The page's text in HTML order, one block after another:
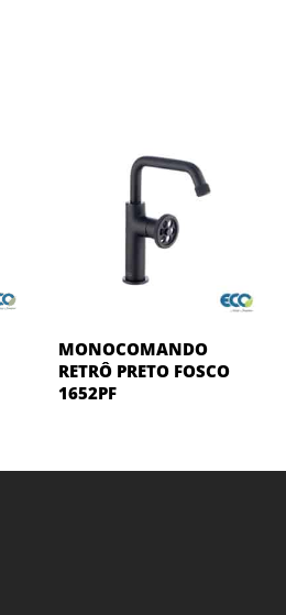
MONOCOMANDO
RETRÔ PRETO FOSCO
1652PF